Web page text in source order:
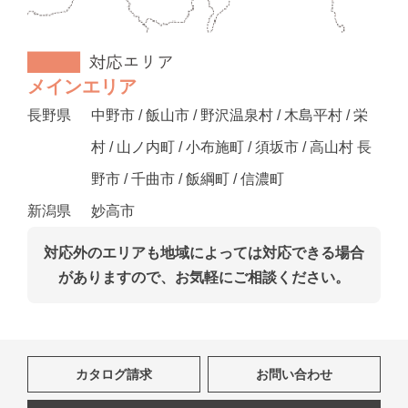
メインエリア
長野県 中野市 / 飯山市 / 野沢温泉村 / 木島平村 / 栄
村 / 山ノ内町 / 小布施町 / 須坂市 / 高山村 長
野市 / 千曲市 / 飯綱町 / 信濃町
新潟県 妙高市
対応外のエリアも地域によっては対応できる場合
がありますので、お気軽にご相談ください。
カタログ請求 お問い合わせ